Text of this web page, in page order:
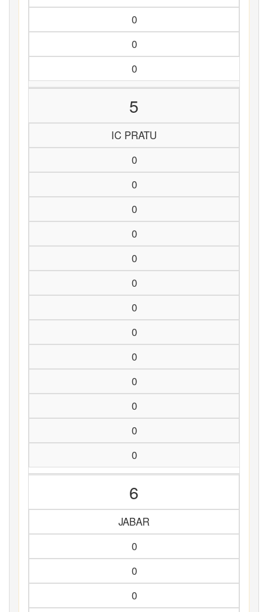
0
0
0
5
IC PRATU
0
0
0
0
0
0
0
0
0
0
0
0
0
6
JABAR
0
0
0